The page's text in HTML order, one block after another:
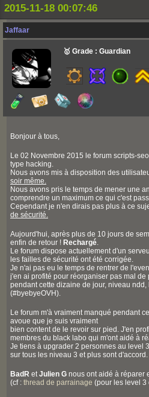
2015-11-18 00:07:46
Jaffaar
🥇 Grade : Guardian
Bonjour à tous,
Le 02 Novembre 2015 le forum scripts-
type hacking.
Nous avons mis à disposition des
soir même.
Nous avons pris le temps de mener une
comprendre un maximum ce qui c'est
Cependant je n'en dirais pas plus à ce
de sécurité.
Aujourd'hui, après plus de 10 jours de
enfin de retour ! Rechargé.
Le forum dispose actuellement d'un
les failles de sécurité ont été corrigée.
Je n'ai pas eu le temps de rentrer de
j'en ai profité pour réorganiser pas mal de
pendant cette dizaine de jour, niveau ndd,
(#byebyeOVH).
Le forum m'à vraiment manqué pendant
avoue que je suis vraiment
bien content de le revoir sur pied. J'en
membres du black labo qui m'ont aidé à
Je tiens à upgrader 2 personnes au level
sur tous les niveau 3 et plus sont d'accord.
BadR etJulien G nous ont aidé à réparer
(cf : thread de parrainage (pour les level 3